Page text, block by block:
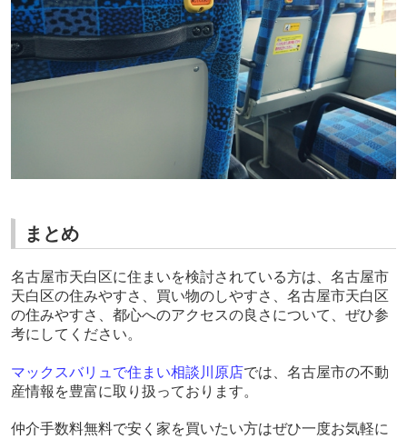
まとめ
名古屋市天白区に住まいを検討されている方は、名古屋市
天白区の住みやすさ、買い物のしやすさ、名古屋市天白区
の住みやすさ、都心へのアクセスの良さについて、ぜひ参
考にしてください。
マックスバリュで住まい相談川原店では、名古屋市の不動
産情報を豊富に取り扱っております。
仲介手数料無料で安く家を買いたい方はぜひ一度お気軽に